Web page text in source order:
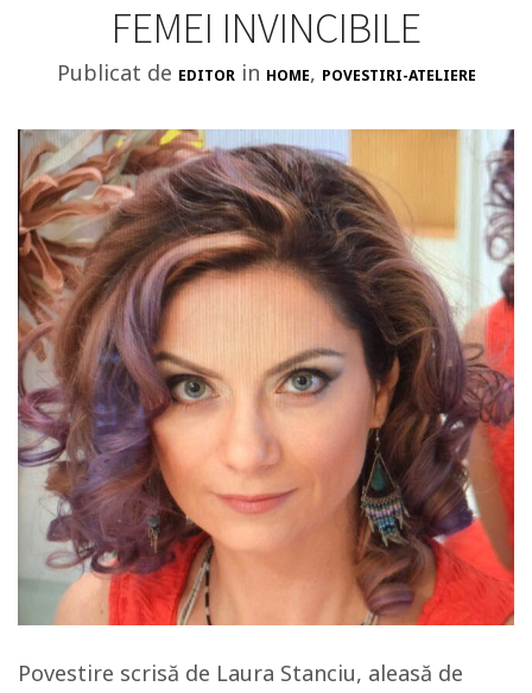
FEMEI INVINCIBILE
Publicat de EDITOR in HOME, POVESTIRI-ATELIERE
Povestire scrisă de Laura Stanciu, aleasă de